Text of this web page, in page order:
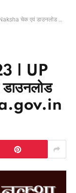
करें @upbhunaksha.gov.in
| UP